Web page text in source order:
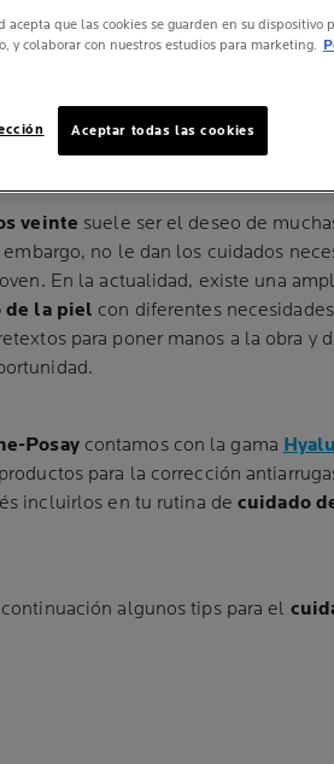
un órgano que te acompañará toda la
para que vos tengás un aspecto
así podrás consentirla de acuerdo
veinte suele ser el deseo de
embargo, no le dan los cuidados
En la actualidad, existe una
de la piel con diferentes
para poner manos a la obra y
Posaycontamos con la gama
para la corrección
incluirlos en tu rutina decuidado
algunos tips para el
acepta que las cookies se guarden en su dispositivo
y colaborar con nuestros estudios para marketing.
Aceptar todas las cookies